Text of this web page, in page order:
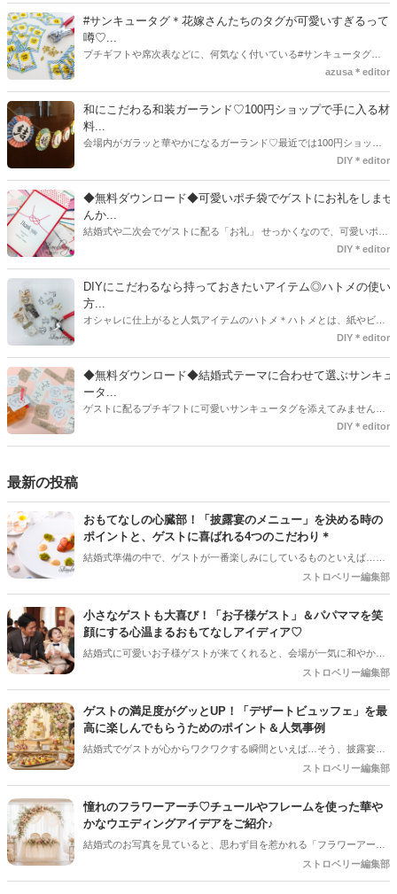
#サンキュータグ＊花嫁さんたちのタグが可愛いすぎるって
噂♡...
プチギフトや席次表などに、何気なく付いている#サンキュータグ実
はほとんどの花嫁さんが手作りしてるってご存知でしたか！？あるの
ま、付いてた方が断然可愛い♡そんなプレ花嫁さんたちの#サンキュー
タグアイデア、探してみました♪
azusa＊editor
和にこだわる和装ガーランド♡100円ショップで手に入る材
料...
会場内がガラッと華やかになるガーランド♡最近では100円ショップ
で既に完成された物が販売されていたり、ネット上でダウンロードし
す。ダウンロードしたデザインを印刷する紙をこだわるプレ花嫁さん
も・・・♡紙質や柄などでガラッと印象が変わりますよね♪
DIY＊editor
◆無料ダウンロード◆可愛いポチ袋でゲストにお礼をしませ
んか...
結婚式や二次会でゲストに配る「お礼」 せっかくなので、可愛いポチ
袋で用意しませんか？今回の記事では無料でダウンロードできるデザ
ください。いつもStrawberryを読んで頂いているプレ花嫁さんのお手
伝いが少しでも出来れば嬉しいです♡
DIY＊editor
DIYにこだわるなら持っておきたいアイテム◎ハトメの使い
方...
オシャレに仕上がると人気アイテムのハトメ＊ハトメとは、紙やビニ
ールなどに開けた穴につける金具のことでサイズが幅広く揃っていま
り、付けるものの素材や色にあわせて選ぶことができるんです♪*
DIY＊editor
◆無料ダウンロード◆結婚式テーマに合わせて選ぶサンキュ
ータ...
ゲストに配るプチギフトに可愛いサンキュータグを添えてみません
か？今回の記事では無料でダウンロードできる春婚にもピッタリなサ
DIY＊editor
最新の投稿
おもてなしの心臓部！「披露宴のメニュー」を決める時の
ポイントと、ゲストに喜ばれる4つのこだわり＊
結婚式準備の中で、ゲストが一番楽しみにしているものといえば…そ
う、やっぱり「お料理」ですよね！ゲストの記憶に残るおもてなしを
も、いざ式場のパンフレットを開くと、「和食、洋食、中華、和洋折
衷…どれを選べばいいの？」「試食会って何に気をつければいい
の？」と迷ってしまうプレ花嫁さんも多いはず。 そこで今回は、披露
宴のメニューを決める時に知っておきたい基本のポイントと、満足度
をグッと上げるこだわりテクニックを分かりやすく解説します！
ストロベリー編集部
小さなゲストも大喜び！「お子様ゲスト」＆パパママを笑
顔にする心温まるおもてなしアイディア♡
結婚式に可愛いお子様ゲストが来てくれると、会場が一気に和やかな
雰囲気になりますよね！でも、ご招待するプレ花嫁さんとしては「途
いないかな？」と、ちょっぴり心配になることも多いはず。 小さなゲ
ストと、子育て真っ最中のパパママ（ご友人）に「本当に参列してよ
かった！」と思ってもらうためには、ちょっとした心遣いや事前準備
が大切です。今回は、お子様ゲストとご家族に安心して楽しんでもら
うための、素敵なおもてなしアイディアをご紹介します！
ストロベリー編集部
ゲストの満足度がグッとUP！「デザートビュッフェ」を最
高に楽しんでもらうためのポイント＆人気事例
結婚式でゲストが心からワクワクする瞬間といえば…そう、披露宴後
半の「デザートタイム」です！中でも、ガーデンやロビーにずらりと
は、ゲストのテンションが一番上がる大人気の演出ですよね。今回は
デザートビュッフェで絶対に押さえておきたいポイントと、実際に大
好評だった事例をご紹介します！
ストロベリー編集部
憧れのフラワーアーチ♡チュールやフレームを使った華や
かなウエディングアイデアをご紹介♪
結婚式のお写真を見ていると、思わず目を惹かれる「フラワーアー
チ」♡ お花をたっぷり使ったアーチはもちろん、チュールやフレーム
ストロベリー編集部